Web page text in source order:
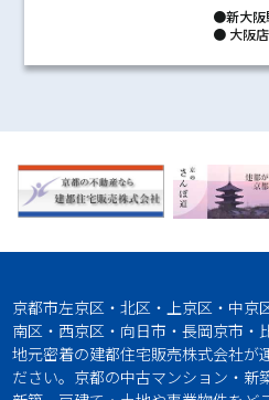
●新大阪
●大阪
京都市左京区・北区・上京区・中京
南区・西京区・向日市・長岡京市・
地元密着の建都住宅販売株式会社が
ださい。京都の中古マンション・新